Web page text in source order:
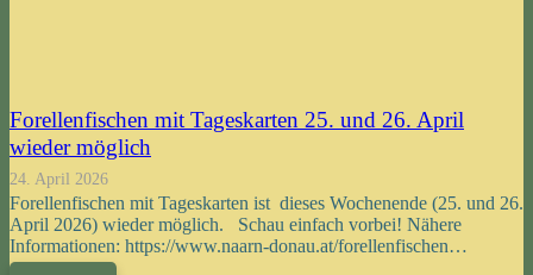
Forellenfischen mit Tageskarten 25. und 26. April
wieder möglich
24. April 2026
Forellenfischen mit Tageskarten ist dieses Wochenende (25. und 26.
April 2026) wieder möglich. Schau einfach vorbei! Nähere
Informationen: https://www.naarn-donau.at/forellenfischen…